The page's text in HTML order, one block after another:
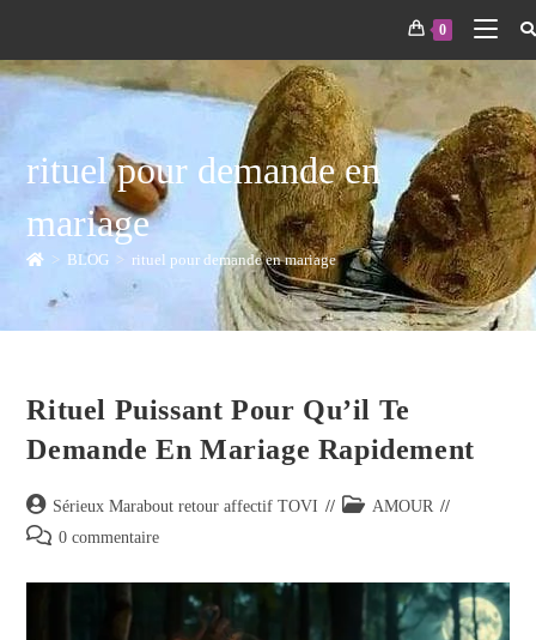
0
rituel pour demande en
mariage
> BLOG > rituel pour demande en mariage
Rituel Puissant Pour Qu’il Te
Demande En Mariage Rapidement
Sérieux Marabout retour affectif TOVI
AMOUR
0 commentaire